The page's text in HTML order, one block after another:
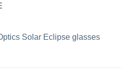
Solar Eclipse glasses